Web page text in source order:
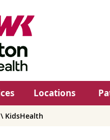
Locations
\ KidsHealth